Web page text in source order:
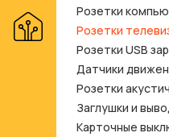
Розетки
Розетки
Розетки USB
Датчики
Розетки
Заглушки и
Карточные